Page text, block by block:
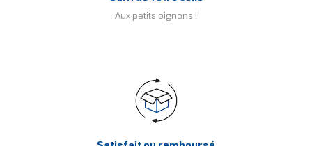
Aux petits oignons !